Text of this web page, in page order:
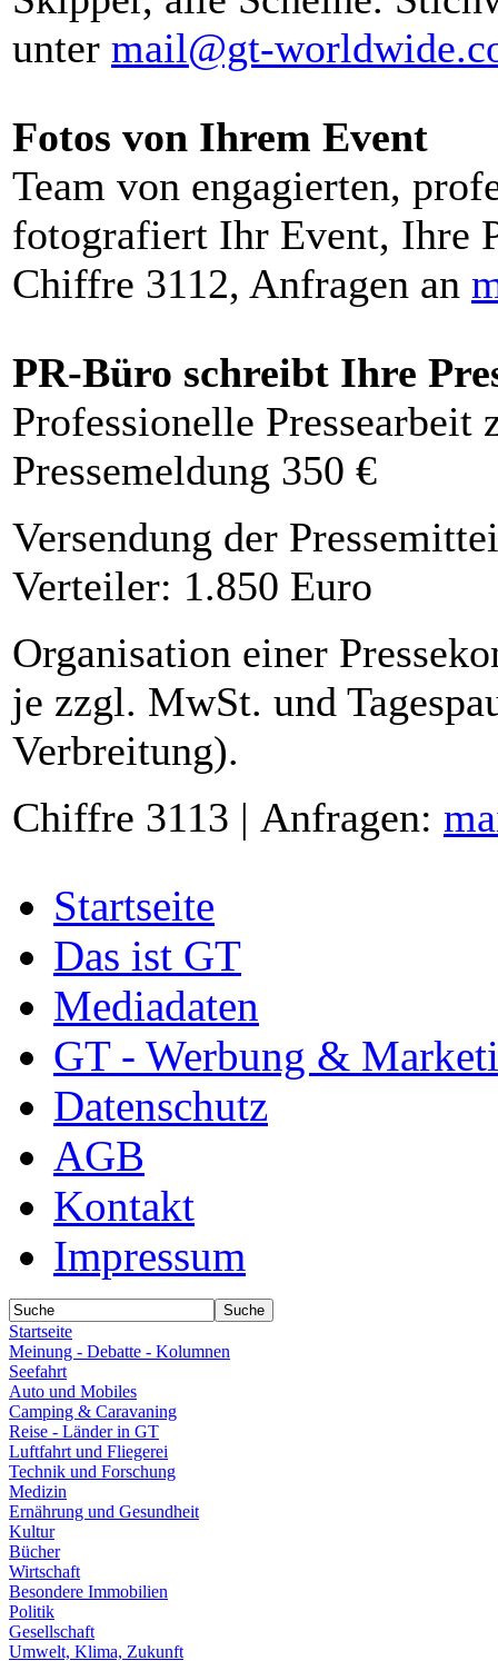
unter mail@gt-
Fotos von Ihrem Event
Team von engagierten,
fotografiert Ihr Event, Ihre
Chiffre 3112, Anfragen an
PR-Büro schreibt Ihre
Professionelle Pressearbeit
Pressemeldung 350 €
Versendung der
Verteiler: 1.850 Euro
Organisation einer
je zzgl. MwSt. und
Verbreitung).
Chiffre 3113 | Anfragen:
Startseite
Das ist GT
Mediadaten
GT - Werbung &
Datenschutz
AGB
Kontakt
Impressum
Startseite
Meinung - Debatte - Kolumnen
Seefahrt
Auto und Mobiles
Camping & Caravaning
Reise - Länder in GT
Luftfahrt und Fliegerei
Technik und Forschung
Medizin
Ernährung und Gesundheit
Kultur
Bücher
Wirtschaft
Besondere Immobilien
Politik
Gesellschaft
Umwelt, Klima, Zukunft